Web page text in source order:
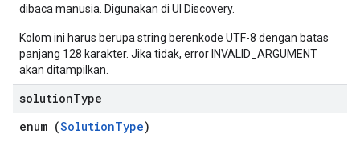
dibaca manusia. Digunakan di UI Discovery.
Kolom ini harus berupa string berenkode UTF-8 dengan batas
panjang 128 karakter. Jika tidak, error INVALID_ARGUMENT
akan ditampilkan.
solutionType
enum (SolutionType)